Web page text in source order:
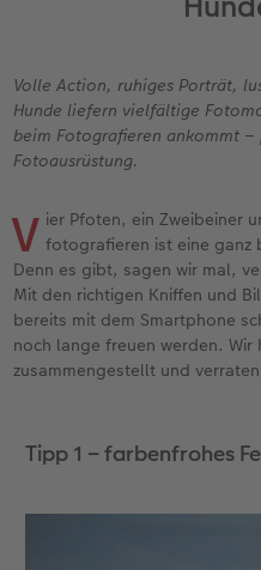
Jahrbuch
Foto-
CEWE
Nature
Premium
Fotosets
Sofortfotos
Fotos
Neuheiten
Photo
Alu-Dibond
Hartschaum
Gallery Print
hexxas
Klappkarten
Fotokarten
Karte mit
Textilien
Foto-
Handyhüllen
Faber-
Haustierwelt
NEU:
Neuheiten
Extras
CEWE
Max Case
PopGrip
CEWE
Neuheiten
Liebe
Inspiration
Foto- &
App
Volle Action, ruhiges Porträt,
Hunde liefern vielfältige
beim Fotografieren ankommt –
Fotoausrüstung.
V ier Pfoten, ein Zweibeiner
fotografieren ist eine ganz
Denn es gibt, sagen wir mal,
Mit den richtigen Kniffen und
bereits mit dem Smartphone
noch lange freuen werden. Wir
zusammengestellt und
Tipp 1 – farbenfrohes